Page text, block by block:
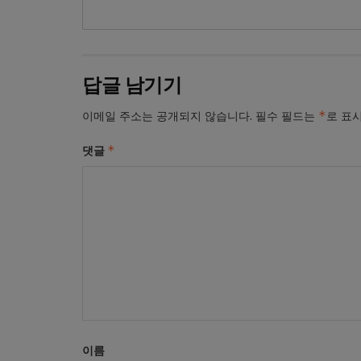
답글 남기기
이메일 주소는 공개되지 않습니다. 필수 필드는 *로 표
댓글 *
이름